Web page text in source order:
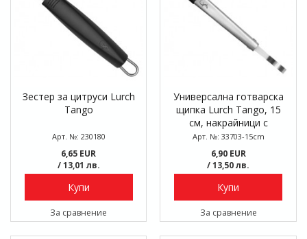
Зестер за цитруси Lurch
Tango
Арт. №: 230180
6,65 EUR
/ 13,01 лв.
Купи
За сравнение
Универсална готварска
щипка Lurch Tango, 15
см, накрайници с
незалепващо покритие
Арт. №: 33703-15cm
6,90 EUR
/ 13,50 лв.
Купи
За сравнение